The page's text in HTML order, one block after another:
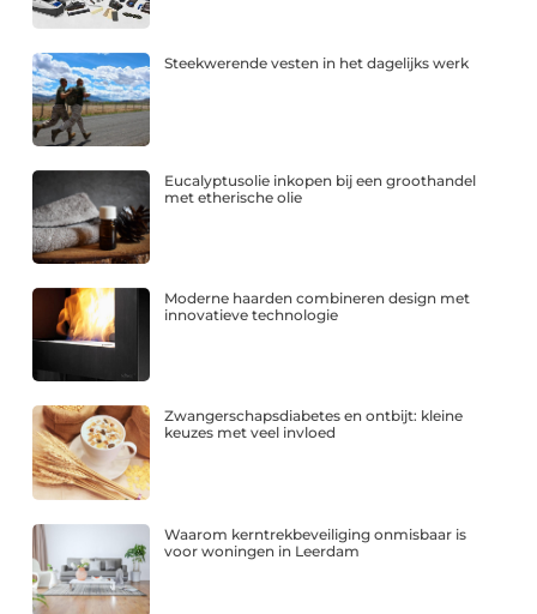
Steekwerende vesten in het dagelijks werk
Eucalyptusolie inkopen bij een groothandel
met etherische olie
Moderne haarden combineren design met
innovatieve technologie
Zwangerschapsdiabetes en ontbijt: kleine
keuzes met veel invloed
Waarom kerntrekbeveiliging onmisbaar is
voor woningen in Leerdam